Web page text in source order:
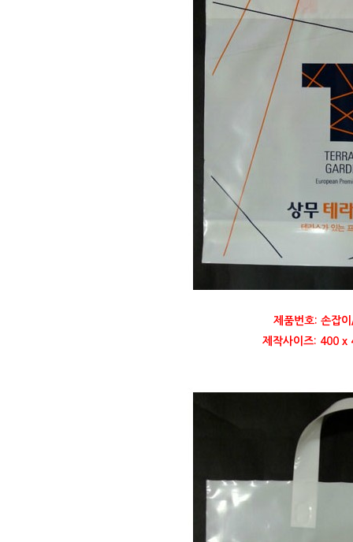
제품번호: 손잡
제작사이즈: 400 x